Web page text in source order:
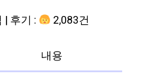
후기 :
2,083건
내용